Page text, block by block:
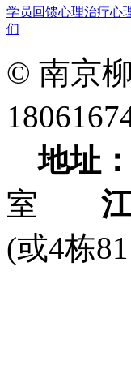
学员回馈心理治疗心
们
© 南京
地址：
室
(或4栋